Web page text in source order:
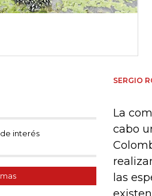
interés
SERGIO
La
cabo
las